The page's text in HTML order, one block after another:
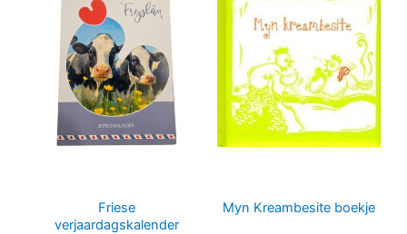
Friese
verjaardagskalender
Myn Kreambesite boekje